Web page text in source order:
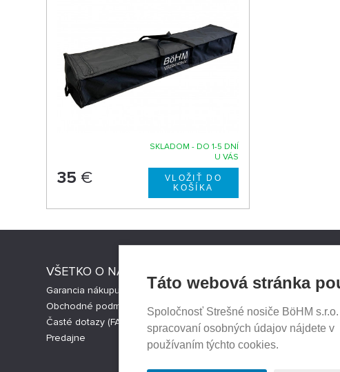
SKLADOM - DO 1-5 DNÍ
U VÁS
35 €
VŠETKO O NÁKUPE
Garancia nákupu
Obchodné podmienky
Časté dotazy (FAQ)
Predajne
Strešné nosiče
Česká verze e-
Cookies nastavenia
Táto webová stránka
Spoločnosť Strešné nosiče BöHM
spracovaní osobných údajov nájdete v
používaním týchto cookies.